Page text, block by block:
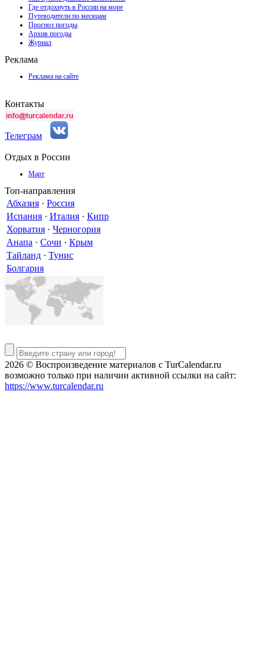
Где отдохнуть в России на море
Путеводители по месяцам
Прогноз погоды
Архив погоды
Журнал
Реклама
Реклама на сайте
Контакты
Телеграм
Отдых в России
Март
Топ-направления
Абхазия · Россия
Испания · Италия · Кипр
Хорватия · Черногория
Анапа · Сочи · Крым
Тайланд · Тунис
Болгария
2026 © Воспроизведение материалов c TurCalendar.ru
возможно только при наличии активной ссылки на сайт:
https://www.turcalendar.ru